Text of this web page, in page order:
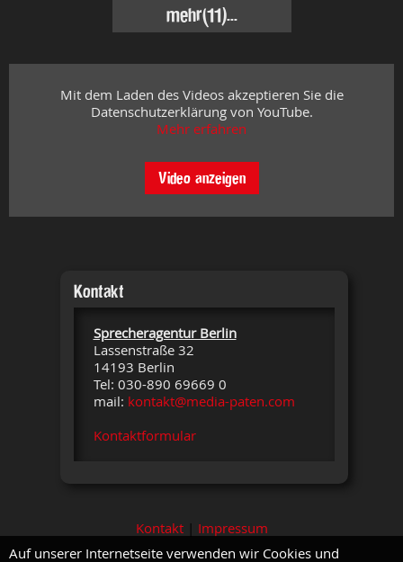
mehr(11)...
Mit dem Laden des Videos akzeptieren Sie die
Datenschutzerklärung von YouTube.
Mehr erfahren
Video anzeigen
Kontakt
Sprecheragentur Berlin
Lassenstraße 32
14193 Berlin
Tel: 030-890 69669 0
mail: kontakt@media-paten.com
Kontaktformular
Kontakt| Impressum
Auf unserer Internetseite verwenden wir Cookies und